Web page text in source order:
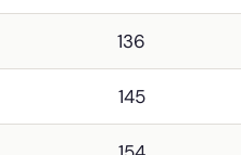
136
145